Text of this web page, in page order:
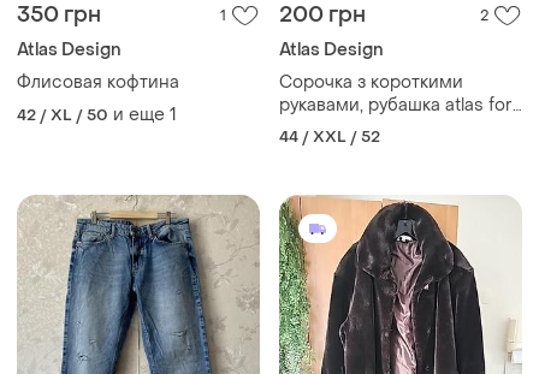
350 грн 1
Atlas Design
Флисовая кофтина
42 / XL / 50 и еще 1
200 грн 2
Atlas Design
Сорочка з короткими
рукавами, рубашка atlas for
men
44 / XXL / 52